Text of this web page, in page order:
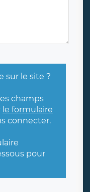
sur le site ?
champs
le formulaire
connecter.
pour